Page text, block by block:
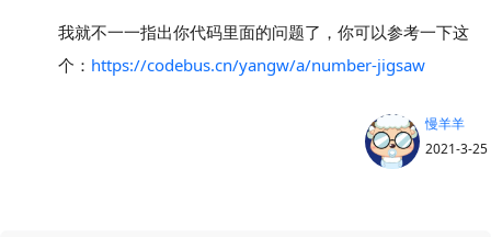
我就不一一指出你代码里面的问题了，你可以参考一下这
个： https://codebus.cn/yangw/a/number-jigsaw
慢羊羊
2021-3-25